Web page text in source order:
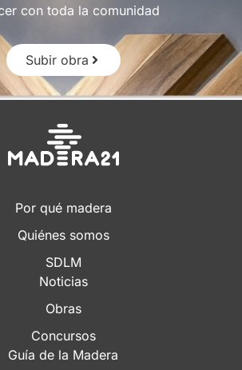
con toda la comunidad
Subir obra
Por qué madera
Quiénes somos
SDLM
Noticias
Obras
Concursos
Guía de la Madera